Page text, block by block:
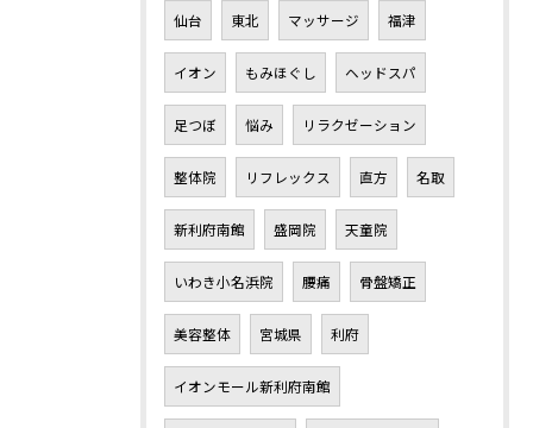
仙台 東北 マッサージ 福津
イオン もみほぐし ヘッドスパ
足つぼ 悩み リラクゼーション
整体院 リフレックス 直方 名取
新利府南館 盛岡院 天童院
いわき小名浜院 腰痛 骨盤矯正
美容整体 宮城県 利府
イオンモール新利府南館